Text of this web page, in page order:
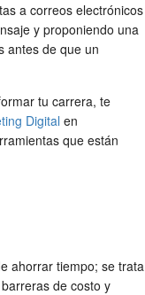
a correos electrónicos
y proponiendo una
antes de que un
tu carrera, te
Digital en
que están
ahorrar tiempo; se trata
de costo y